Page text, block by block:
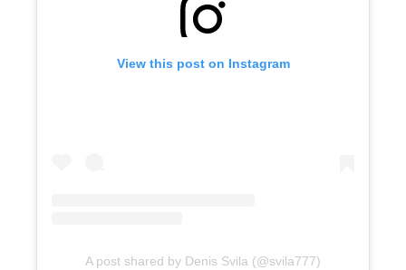
View this post on Instagram
A post shared by Denis Svila (@svila777)